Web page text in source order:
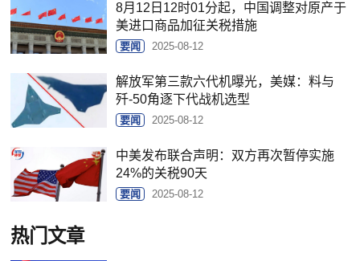
8月12日12时01分起，中国调整对原产于
美进口商品加征关税措施
要闻 2025-08-12
解放军第三款六代机曝光，美媒：料与
歼-50角逐下代战机选型
要闻 2025-08-12
中美发布联合声明：双方再次暂停实施
24%的关税90天
要闻 2025-08-12
热门文章